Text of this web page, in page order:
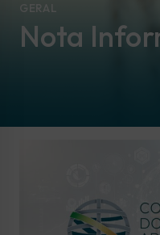
GERAL
Nota